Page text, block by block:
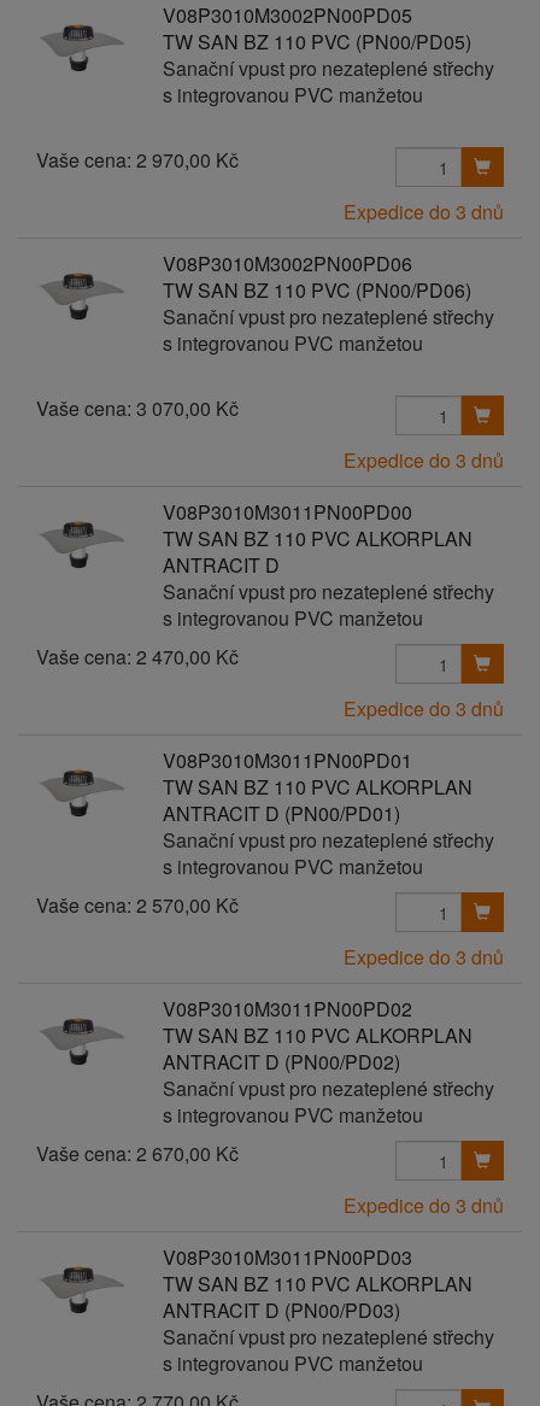
V08P3010M3002PN00PD05
TW SAN BZ 110 PVC (PN00/PD05)
Sanační vpust pro nezateplené střechy
s integrovanou PVC manžetou
Vaše cena: 2 970,00 Kč
Expedice do 3 dnů
V08P3010M3002PN00PD06
TW SAN BZ 110 PVC (PN00/PD06)
Sanační vpust pro nezateplené střechy
s integrovanou PVC manžetou
Vaše cena: 3 070,00 Kč
Expedice do 3 dnů
V08P3010M3011PN00PD00
TW SAN BZ 110 PVC ALKORPLAN
ANTRACIT D
Sanační vpust pro nezateplené střechy
s integrovanou PVC manžetou
Vaše cena: 2 470,00 Kč
Expedice do 3 dnů
V08P3010M3011PN00PD01
TW SAN BZ 110 PVC ALKORPLAN
ANTRACIT D (PN00/PD01)
Sanační vpust pro nezateplené střechy
s integrovanou PVC manžetou
Vaše cena: 2 570,00 Kč
Expedice do 3 dnů
V08P3010M3011PN00PD02
TW SAN BZ 110 PVC ALKORPLAN
ANTRACIT D (PN00/PD02)
Sanační vpust pro nezateplené střechy
s integrovanou PVC manžetou
Vaše cena: 2 670,00 Kč
Expedice do 3 dnů
V08P3010M3011PN00PD03
TW SAN BZ 110 PVC ALKORPLAN
ANTRACIT D (PN00/PD03)
Sanační vpust pro nezateplené střechy
s integrovanou PVC manžetou